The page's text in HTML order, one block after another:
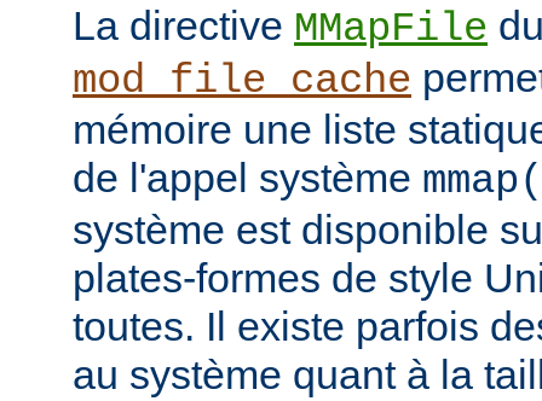
La directive MMapFile
mod_file_cache
mémoire une liste
de l'appel système
système est disponible
plates-formes de style
toutes. Il existe parfois
au système quant à la